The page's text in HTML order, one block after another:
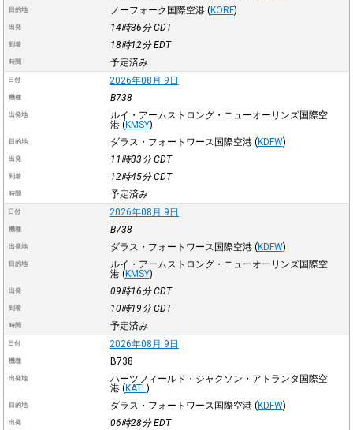
目的地 ノーフォーク国際空港 (KORF)
出発 14時36分CDT
到着 18時12分EDT
時間 予定済み
日付 2026年08月 9日
機種 B738
出発地
ルイ・アームストロング・ニューオーリンズ国際空
港 (KMSY)
目的地 ダラス・フォートワース国際空港 (KDFW)
出発 11時33分CDT
到着 12時45分CDT
時間 予定済み
日付 2026年08月 9日
機種 B738
出発地 ダラス・フォートワース国際空港 (KDFW)
目的地
ルイ・アームストロング・ニューオーリンズ国際空
港 (KMSY)
出発 09時16分CDT
到着 10時19分CDT
時間 予定済み
日付 2026年08月 9日
機種 B738
出発地
ハーツフィールド・ジャクソン・アトランタ国際空
港 (KATL )
目的地 ダラス・フォートワース国際空港 (KDFW)
出発 06時28分EDT